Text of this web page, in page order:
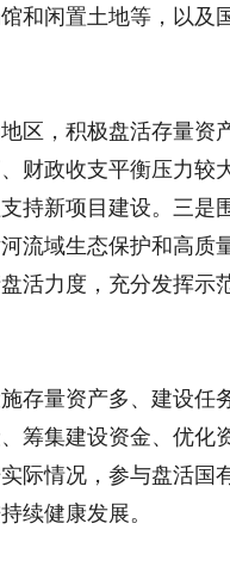
和闲置土地等，以及
区，积极盘活存量资
财政收支平衡压力较
持新项目建设。三是
流域生态保护和高质
活力度，充分发挥示
存量资产多、建设任务
筹集建设资金、优化
际情况，参与盘活国
续健康发展。